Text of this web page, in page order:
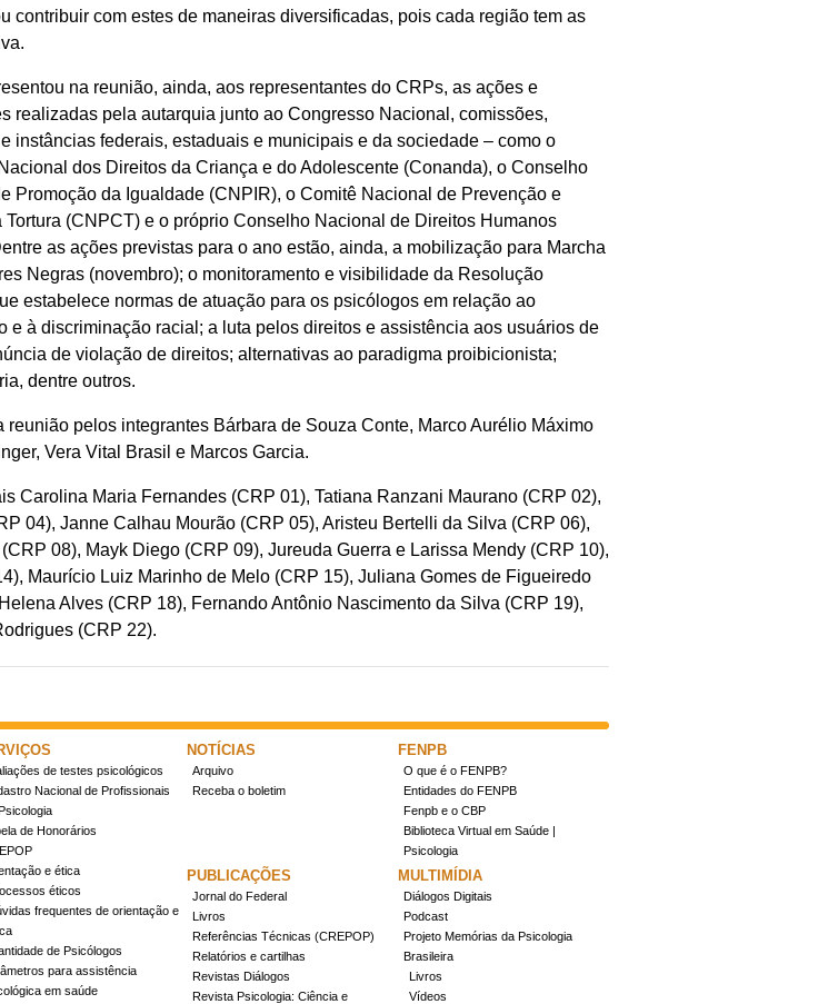
contribuir com estes de maneiras diversificadas, pois cada região tem as
na reunião, ainda, aos representantes do CRPs, as ações e
realizadas pela autarquia junto ao Congresso Nacional, comissões,
instâncias federais, estaduais e municipais e da sociedade – como o
dos Direitos da Criança e do Adolescente (Conanda), o Conselho
Promoção da Igualdade (CNPIR), o Comitê Nacional de Prevenção e
Tortura (CNPCT) e o próprio Conselho Nacional de Direitos Humanos
as ações previstas para o ano estão, ainda, a mobilização para Marcha
Negras (novembro); o monitoramento e visibilidade da Resolução
estabelece normas de atuação para os psicólogos em relação ao
e à discriminação racial; a luta pelos direitos e assistência aos usuários de
de violação de direitos; alternativas ao paradigma proibicionista;
dentre outros.
pelos integrantes Bárbara de Souza Conte, Marco Aurélio Máximo
Vera Vital Brasil e Marcos Garcia.
Carolina Maria Fernandes (CRP 01), Tatiana Ranzani Maurano (CRP 02),
04), Janne Calhau Mourão (CRP 05), Aristeu Bertelli da Silva (CRP 06),
08), Mayk Diego (CRP 09), Jureuda Guerra e Larissa Mendy (CRP 10),
Maurício Luiz Marinho de Melo (CRP 15), Juliana Gomes de Figueiredo
Alves (CRP 18), Fernando Antônio Nascimento da Silva (CRP 19),
(CRP 22).
de testes psicológicos
Nacional de Profissionais
de Honorários
e ética
éticos
frequentes de orientação e
de Psicólogos
para assistência
em saúde
NOTÍCIAS
Arquivo
Receba o boletim
FENPB
O que é o FENPB?
Entidades do FENPB
Fenpb e o CBP
Biblioteca Virtual em Saúde |
Psicologia
PUBLICAÇÕES
Jornal do Federal
Livros
Referências Técnicas (CREPOP)
Relatórios e cartilhas
Revistas Diálogos
Revista Psicologia: Ciência e
MULTIMÍDIA
Diálogos Digitais
Podcast
Projeto Memórias da Psicologia
Brasileira
Livros
Vídeos